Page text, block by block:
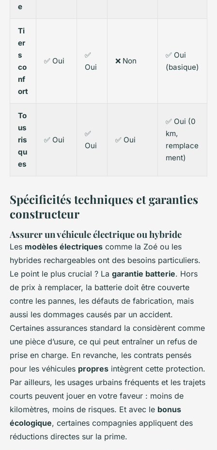
e
Ti
er
s
co
nf
ort
✅ Oui
✅
Oui
❌ Non
✅ Oui
(basique)
To
us
ris
qu
es
✅ Oui
✅
Oui
✅ Oui
✅ Oui (0
km,
remplace
ment)
Spécificités techniques et garanties
constructeur
Assurer un véhicule électrique ou hybride
Les modèles électriques comme la Zoé ou les
hybrides rechargeables ont des besoins particuliers.
Le point le plus crucial ? La garantie batterie. Hors
de prix à remplacer, la batterie doit être couverte
contre les pannes, les défauts de fabrication, mais
aussi les dommages causés par un accident.
Certaines assurances standard la considèrent comme
une pièce d’usure, ce qui peut entraîner un refus de
prise en charge. En revanche, les contrats pensés
pour les véhicules propres intègrent cette protection.
Par ailleurs, les usages urbains fréquents et les trajets
courts peuvent jouer en votre faveur : moins de
kilomètres, moins de risques. Et avec le bonus
écologique, certaines compagnies appliquent des
réductions directes sur la prime.